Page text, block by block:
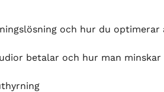
och hur du optimerar
betalar och hur man minskar